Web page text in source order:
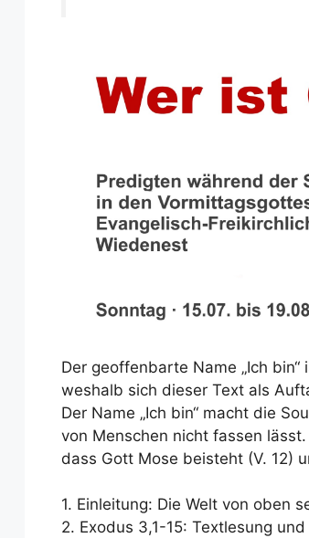
Der geoffenbarte Name „Ich
weshalb sich dieser Text als
Der Name „Ich bin“ macht die
von Menschen nicht fassen
dass Gott Mose beisteht (V. 12)
1. Einleitung: Die Welt von oben
2. Exodus 3,1-15: Textlesung